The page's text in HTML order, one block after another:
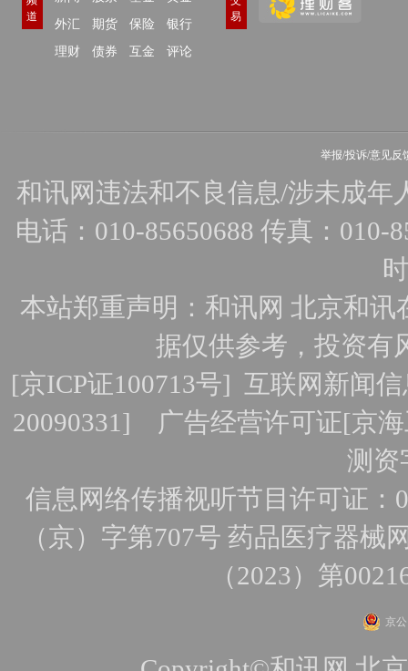
道
外汇
期货 保险
银行
理财
债券 互金 评论
易
举报/投诉/意见反
和讯网违法和不良信息/涉未成年
电话：010-85650688 传真：010-
本站郑重声明：和讯网 北京和
据仅供参考，投资有
[京ICP证100713号]互联网新闻
20090331] 广告经营许可证[京
测资
信息网络传播视听节目许可证：
（京）字第707号 药品医疗器械
（2023）第
京